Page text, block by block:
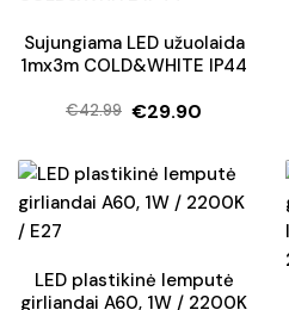
Sujungiama LED užuolaida
1mx3m COLD&WHITE IP44
€42.99
Original
was:
€42.99.
€29.90
Current
is:
€29.90.
LED plastikinė lemputė
girliandai A60, 1W / 2200K